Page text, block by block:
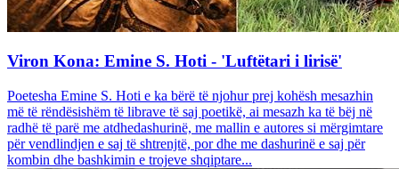
Viron Kona: Emine S. Hoti - 'Luftëtari i lirisë'
Poetesha Emine S. Hoti e ka bërë të njohur prej kohësh mesazhin
më të rëndësishëm të librave të saj poetikë, ai mesazh ka të bëj në
radhë të parë me atdhedashurinë, me mallin e autores si mërgimtare
për vendlindjen e saj të shtrenjtë, por dhe me dashurinë e saj për
kombin dhe bashkimin e trojeve shqiptare...